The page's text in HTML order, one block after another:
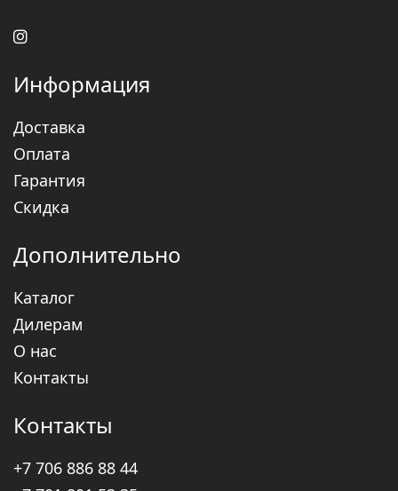
Информация
Доставка
Оплата
Гарантия
Скидка
Дополнительно
Каталог
Дилерам
О нас
Контакты
Контакты
+7 706 886 88 44